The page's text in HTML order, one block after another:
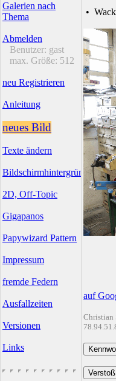
Galerien nach
Thema
Abmelden
Benutzer: gast
max. Größe: 512
neu Registrieren
Anleitung
neues Bild
Texte ändern
Bildschirmhintergründe
2D, Off-Topic
Gigapanos
Papywizard Pattern
Impressum
fremde Federn
Ausfallzeiten
Versionen
Links
•
auf
Christian